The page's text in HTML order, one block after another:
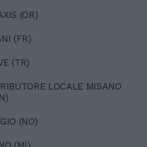
(OR)
(FR)
(TR)
LOCALE MISANO
(NO)